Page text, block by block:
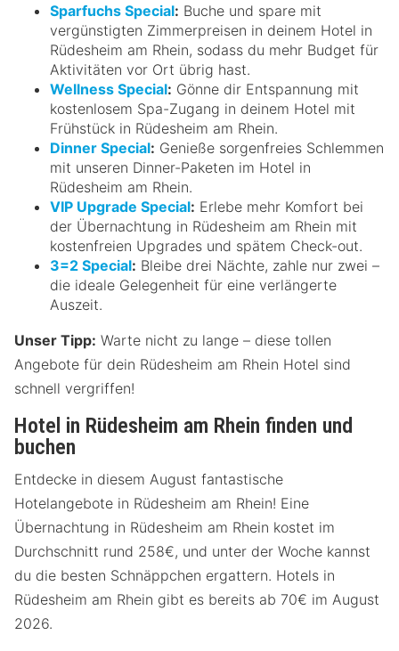
Sparfuchs Special: Buche und spare mit
vergünstigten Zimmerpreisen in deinem Hotel in
Rüdesheim am Rhein, sodass du mehr Budget für
Aktivitäten vor Ort übrig hast.
Wellness Special: Gönne dir Entspannung mit
kostenlosem Spa-Zugang in deinem Hotel mit
Frühstück in Rüdesheim am Rhein.
Dinner Special: Genieße sorgenfreies Schlemmen
mit unseren Dinner-Paketen im Hotel in
Rüdesheim am Rhein.
VIP Upgrade Special: Erlebe mehr Komfort bei
der Übernachtung in Rüdesheim am Rhein mit
kostenfreien Upgrades und spätem Check-out.
3=2 Special: Bleibe drei Nächte, zahle nur zwei –
die ideale Gelegenheit für eine verlängerte
Auszeit.
Unser Tipp: Warte nicht zu lange – diese tollen
Angebote für dein Rüdesheim am Rhein Hotel sind
schnell vergriffen!
Hotel in Rüdesheim am Rhein finden und
buchen
Entdecke in diesem August fantastische
Hotelangebote in Rüdesheim am Rhein! Eine
Übernachtung in Rüdesheim am Rhein kostet im
Durchschnitt rund 258€, und unter der Woche kannst
du die besten Schnäppchen ergattern. Hotels in
Rüdesheim am Rhein gibt es bereits ab 70€ im August
2026.